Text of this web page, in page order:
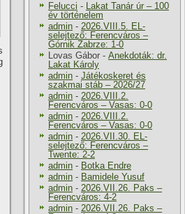
Felucci - Lakat Tanár úr – 100
év történelem
admin - 2026.VIII.5. EL-
selejtező: Ferencváros –
Górnik Zabrze: 1-0
Lovas Gábor - Anekdoták: dr.
Lakat Károly
admin - Játékoskeret és
szakmai stáb – 2026/27
admin - 2026.VIII.2.
Ferencváros – Vasas: 0-0
admin - 2026.VIII.2.
Ferencváros – Vasas: 0-0
admin - 2026.VII.30. EL-
selejtező: Ferencváros –
Twente: 2-2
admin - Botka Endre
admin - Bamidele Yusuf
admin - 2026.VII.26. Paks –
Ferencváros: 4-2
admin - 2026.VII.26. Paks –